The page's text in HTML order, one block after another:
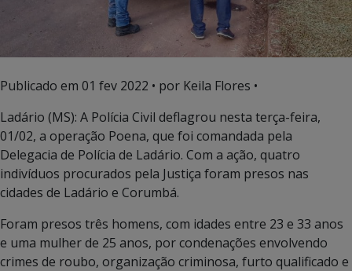
Publicado em 01 fev 2022 • por Keila Flores •
Ladário (MS): A Polícia Civil deflagrou nesta terça-feira,
01/02, a operação Poena, que foi comandada pela
Delegacia de Polícia de Ladário. Com a ação, quatro
indivíduos procurados pela Justiça foram presos nas
cidades de Ladário e Corumbá.
Foram presos três homens, com idades entre 23 e 33 anos
e uma mulher de 25 anos, por condenações envolvendo
crimes de roubo, organização criminosa, furto qualificado e